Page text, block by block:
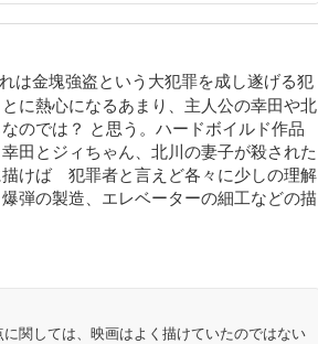
は金塊強盗という大犯罪を成し遂げる犯
に熱心になるあまり、主人公の幸田や北
のでは？ と思う。ハードボイルド作品
田とジィちゃん、北川の妻子が殺された
けば 犯罪者と言えど各々に少しの理解
弾の製造、エレベーターの細工などの描
関しては、映画はよく描けていたのではない